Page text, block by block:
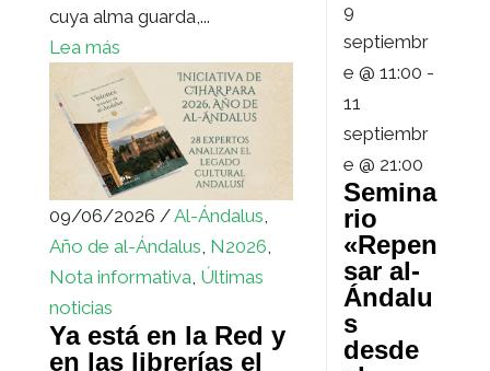
cuya alma guarda,...
Lea más
09/06/2026 /Al-Ándalus
Año de al-Ándalus N2026
Nota informativa, Últimas
noticias
Ya está en la Red y
en las librerías el
9
septiembr
e @ 11:00 -
11
septiembr
e @ 21:00
Semina
rio
«Repen
sar al-
Ándalu
s
desde